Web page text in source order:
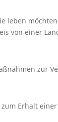
leben
von einer
zur
Erhalt